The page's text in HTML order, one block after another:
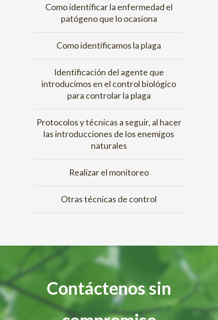
Como identificar la enfermedad el
patógeno que lo ocasiona
Como identificamos la plaga
Identificación del agente que
introducimos en el control biológico
para controlar la plaga
Protocolos y técnicas a seguir, al hacer
las introducciones de los enemigos
naturales
Realizar el monitoreo
Otras técnicas de control
Contáctenos sin